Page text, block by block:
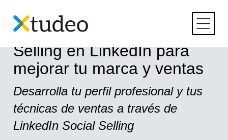
contentCurso online de Social
Selling en LinkedIn para
mejorar tu marca y ventas
Desarrolla tu perfil profesional y tus
técnicas de ventas a través de
LinkedIn Social Selling